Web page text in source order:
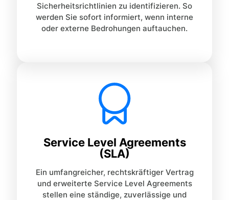
Sicherheitsrichtlinien zu identifizieren. So
werden Sie sofort informiert, wenn interne
oder externe Bedrohungen auftauchen.
Service Level Agreements
(SLA)
Ein umfangreicher, rechtskräftiger Vertrag
und erweiterte Service Level Agreements
stellen eine ständige, zuverlässige und